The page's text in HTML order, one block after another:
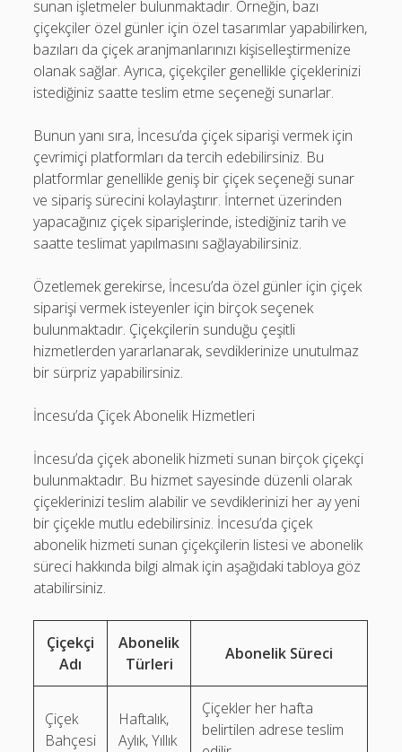
sunan işletmeler bulunmaktadır. Örneğin, bazı
çiçekçiler özel günler için özel tasarımlar yapabilirken,
bazıları da çiçek aranjmanlarınızı kişiselleştirmenize
olanak sağlar. Ayrıca, çiçekçiler genellikle çiçeklerinizi
istediğiniz saatte teslim etme seçeneği sunarlar.
Bunun yanı sıra, İncesu’da çiçek siparişi vermek için
çevrimiçi platformları da tercih edebilirsiniz. Bu
platformlar genellikle geniş bir çiçek seçeneği sunar
ve sipariş sürecini kolaylaştırır. İnternet üzerinden
yapacağınız çiçek siparişlerinde, istediğiniz tarih ve
saatte teslimat yapılmasını sağlayabilirsiniz.
Özetlemek gerekirse, İncesu’da özel günler için çiçek
siparişi vermek isteyenler için birçok seçenek
bulunmaktadır. Çiçekçilerin sunduğu çeşitli
hizmetlerden yararlanarak, sevdiklerinize unutulmaz
bir sürpriz yapabilirsiniz.
İncesu’da Çiçek Abonelik Hizmetleri
İncesu’da çiçek abonelik hizmeti sunan birçok çiçekçi
bulunmaktadır. Bu hizmet sayesinde düzenli olarak
çiçeklerinizi teslim alabilir ve sevdiklerinizi her ay yeni
bir çiçekle mutlu edebilirsiniz. İncesu’da çiçek
abonelik hizmeti sunan çiçekçilerin listesi ve abonelik
süreci hakkında bilgi almak için aşağıdaki tabloya göz
atabilirsiniz.
Çiçekçi
Adı
Abonelik
Türleri
Abonelik Süreci
Çiçek
Bahçesi
Haftalık,
Aylık, Yıllık
Çiçekler her hafta
belirtilen adrese teslim